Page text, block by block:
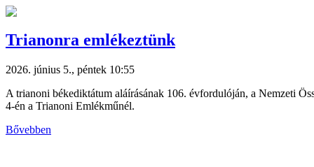
Trianonra emlékeztünk
2026. június 5., péntek 10:55
A trianoni békediktátum aláírásának 106. évfordulóján, a Nemzeti
4-én a Trianoni Emlékműnél.
Bővebben